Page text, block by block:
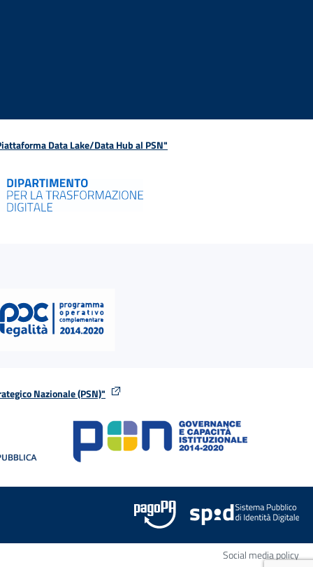
Data Lake/Data Hub al PSN"
Nazionale (PSN)"
stessa finestra
Social media policy